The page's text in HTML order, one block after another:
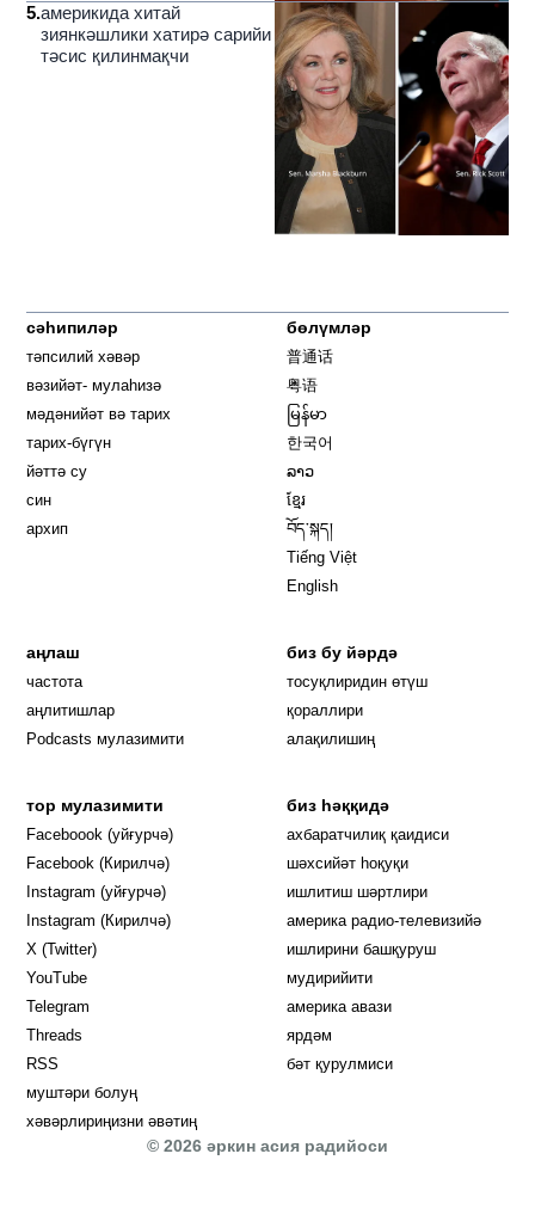
5.америкида хитай
зиянкәшлики хатирә сарийи
тәсис қилинмақчи
сәһипиләр
тәпсилий хәвәр
вәзийәт- мулаһизә
мәдәнийәт вә тарих
тарих-бүгүн
йәттә су
син
архип
бөлүмләр
普通话
粤语
မြန်မာ
한국어
ລາວ
ខ្មែរ
བོད་སྐད།
Tiếng Việt
English
аңлаш
частота
аңлитишлар
Podcasts мулазимити
биз бу йәрдә
тосуқлиридин өтүш
қораллири
алақилишиң
тор мулазимити
Faceboook (уйғурчә) Opens in new window
Facebook (Кирилчә) Opens in new window
Instagram (уйғурчә) Opens in new window
Instagram (Кирилчә) Opens in new window
X (Twitter)
YouTube
Telegram
Threads
RSS
муштәри болуң
хәвәрлириңизни әвәтиң
биз һәққидә
ахбаратчилиқ қаидиси
шәхсийәт һоқуқи
ишлитиш шәртлири
америка радио-телевизийә
ишлирини башқуруш
мудирийити
америка авази
ярдәм
бәт қурулмиси
© 2026 әркин асия радийоси